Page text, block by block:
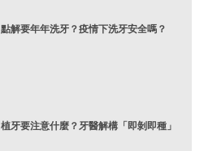
點解要年年洗牙？疫情下洗牙安全嗎？
植牙要注意什麼？牙醫解構「即剝即種」